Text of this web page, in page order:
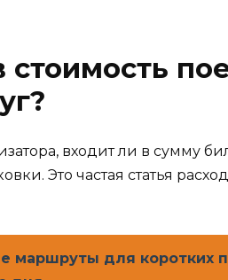
стоимость
входит ли в сумму
Это частая статья
маршруты для коротких